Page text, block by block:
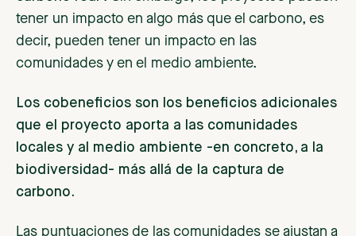
tener un impacto en algo más que el carbono, es
decir, pueden tener un impacto en las
comunidades y en el medio ambiente.
Los cobeneficios son los beneficios adicionales
que el proyecto aporta a las comunidades
locales y al medio ambiente -en concreto, a la
biodiversidad- más allá de la captura de
carbono.
Las puntuaciones de las comunidades se ajustan a